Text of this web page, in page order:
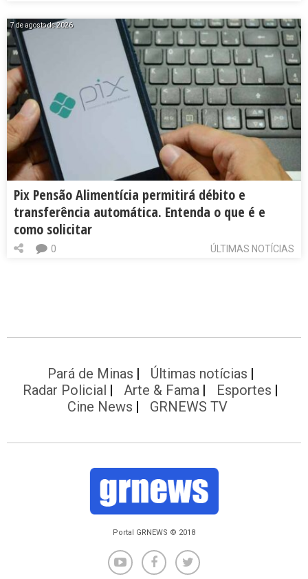
7 de agosto de 2026
Pix Pensão Alimentícia permitirá débito e
transferência automática. Entenda o que é e
como solicitar
ÚLTIMAS NOTÍCIAS
0
Pará de Minas
Últimas notícias
Radar Policial
Arte & Fama
Esportes
Cine News
GRNEWS TV
Portal GRNEWS © 2018